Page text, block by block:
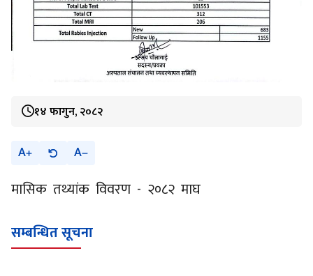
१४ फागुन, २०८२
A A
मासिक तथ्यांक विवरण - २०८२ माघ
सम्बन्धित सूचना